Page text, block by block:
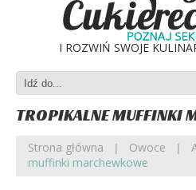
I ROZWIŃ SWOJE
TROPIKALNE MUFFINKI
Strona główna Owoce
muffinki marchewkowe